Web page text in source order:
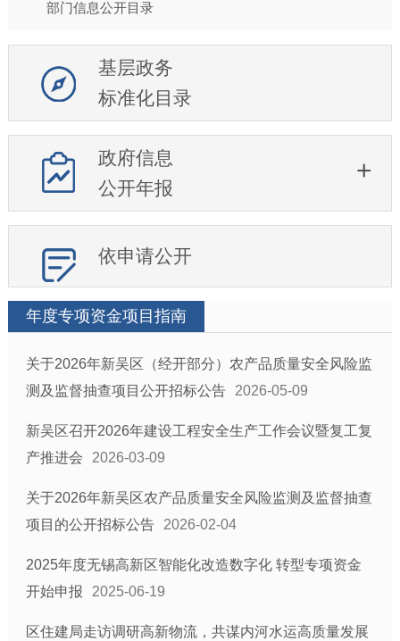
部门信息公开目录
基层政务
标准化目录
政府信息
公开年报
依申请公开
年度专项资金项目指南
关于2026年新吴区（经开部分）农产品质量安全风险监
测及监督抽查项目公开招标公告
2026-05-09
新吴区召开2026年建设工程安全生产工作会议暨复工复
产推进会
2026-03-09
关于2026年新吴区农产品质量安全风险监测及监督抽查
项目的公开招标公告
2026-02-04
2025年度无锡高新区智能化改造数字化 转型专项资金
开始申报
2025-06-19
区住建局走访调研高新物流，共谋内河水运高质量发展